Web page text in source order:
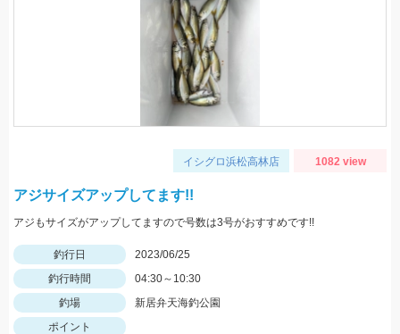
イシグロ浜松高林店 1082 view
アジサイズアップしてます!!
アジもサイズがアップしてますので号数は3号がおすすめです!!
釣行日
2023/06/25
釣行時間
04:30～10:30
釣場
新居弁天海釣公園
ポイント